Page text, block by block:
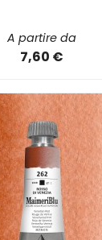
A partire da
7,60 €